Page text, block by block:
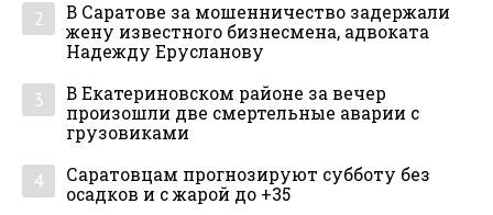
2
В Саратове за мошенничество задержали
жену известного бизнесмена, адвоката
Надежду Ерусланову
3
В Екатериновском районе за вечер
произошли две смертельные аварии с
грузовиками
4
Саратовцам прогнозируют субботу без
осадков и с жарой до +35